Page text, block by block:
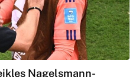
Nagelsmann-